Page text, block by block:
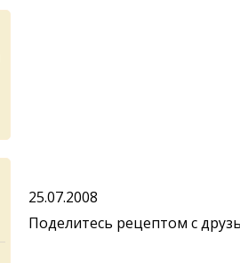
25.07.2008
Поделитесь рецептом с